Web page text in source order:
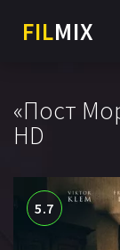
FILMIX
«Пост
HD
5.7